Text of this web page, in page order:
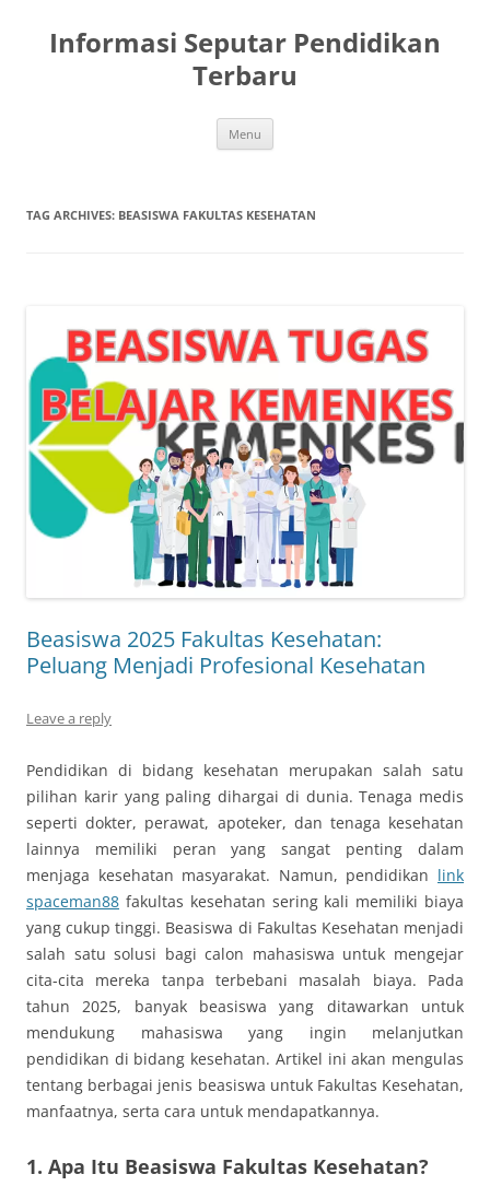
content
Informasi Seputar Pendidikan
Terbaru
Menu
TAG ARCHIVES: BEASISWA FAKULTAS KESEHATAN
Beasiswa 2025 Fakultas Kesehatan:
Peluang Menjadi Profesional Kesehatan
Leave a reply
Pendidikan di bidang kesehatan merupakan salah satu
pilihan karir yang paling dihargai di dunia. Tenaga medis
seperti dokter, perawat, apoteker, dan tenaga kesehatan
lainnya memiliki peran yang sangat penting dalam
menjaga kesehatan masyarakat. Namun, pendidikan link
spaceman88 fakultas kesehatan sering kali memiliki biaya
yang cukup tinggi. Beasiswa di Fakultas Kesehatan menjadi
salah satu solusi bagi calon mahasiswa untuk mengejar
cita-cita mereka tanpa terbebani masalah biaya. Pada
tahun 2025, banyak beasiswa yang ditawarkan untuk
mendukung mahasiswa yang ingin melanjutkan
pendidikan di bidang kesehatan. Artikel ini akan mengulas
tentang berbagai jenis beasiswa untuk Fakultas Kesehatan,
manfaatnya, serta cara untuk mendapatkannya.
1. Apa Itu Beasiswa Fakultas Kesehatan?